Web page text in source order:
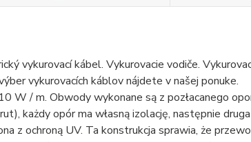
vykurovací kábel. Vykurovacie vodiče.
vykurovacích káblov nájdete v našej ponuke.
/ m. Obwody wykonane są z pozłacanego
każdy opór ma własną izolację, następnie
z ochroną UV. Ta konstrukcja sprawia, że